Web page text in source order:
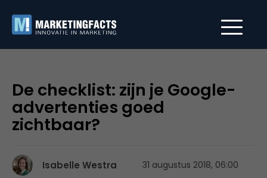
De checklist: zijn je Google-
advertenties goed
zichtbaar?
Isabelle Westra 31 augustus 2018, 06:00